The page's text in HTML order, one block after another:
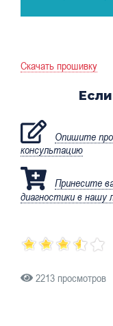
Скачать прошивку
Опишите
консультацию
Принесите
диагностики в нашу
2213 просмотров